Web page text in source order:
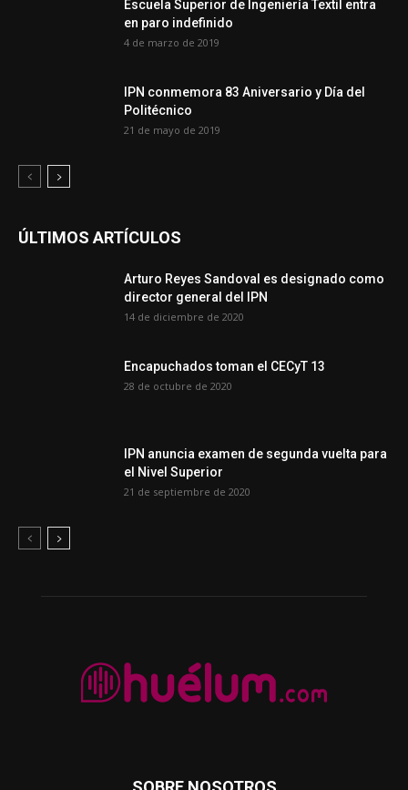
Escuela Superior de Ingeniería Textil entra
en paro indefinido
4 de marzo de 2019
IPN conmemora 83 Aniversario y Día del
Politécnico
21 de mayo de 2019
ÚLTIMOS ARTÍCULOS
Arturo Reyes Sandoval es designado como
director general del IPN
14 de diciembre de 2020
Encapuchados toman el CECyT 13
28 de octubre de 2020
IPN anuncia examen de segunda vuelta para
el Nivel Superior
21 de septiembre de 2020